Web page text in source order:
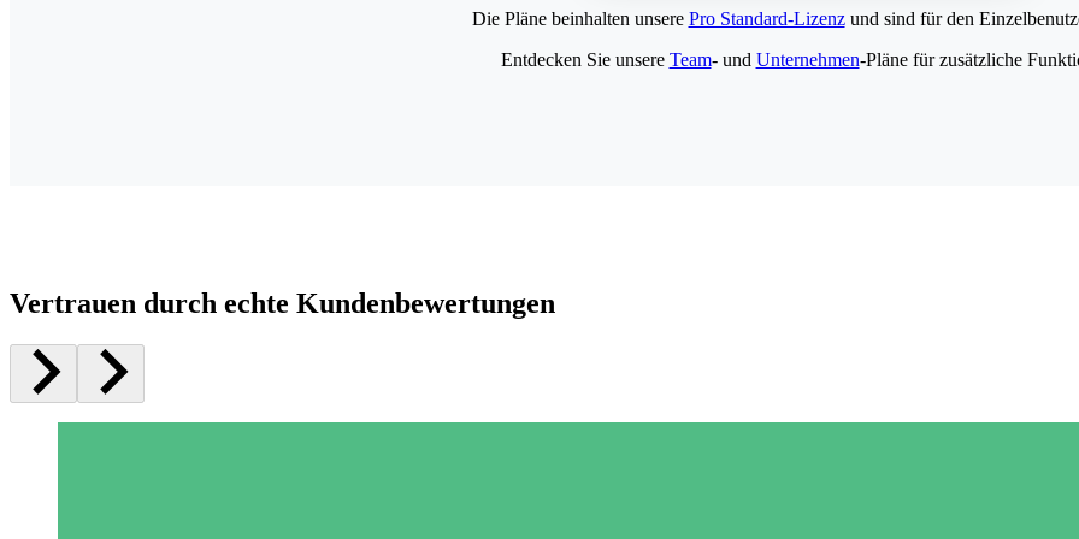
Die Pläne beinhalten unsere Pro Standard-Lizenzund sind für den
Entdecken Sie unsere Team- und Unternehmen-Pläne für zusätzliche
Vertrauen durch echte Kundenbewertungen